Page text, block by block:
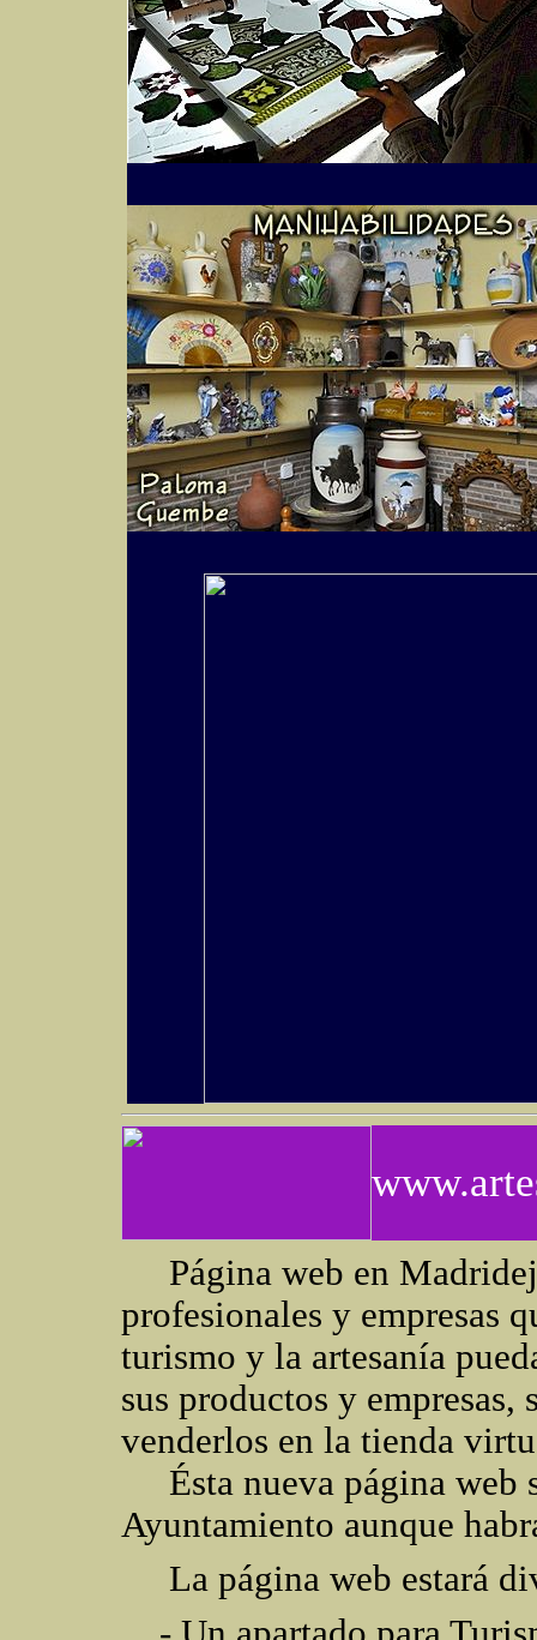
Página web en
profesionales y empresas
turismo y la artesanía
sus productos y
venderlos en la tienda
Ésta nueva página web
Ayuntamiento aunque
La página web estará